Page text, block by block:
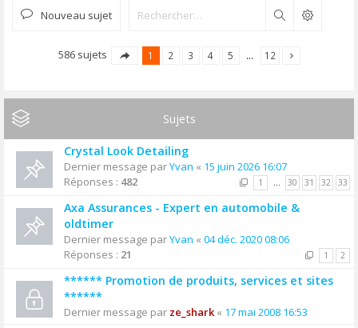
Nouveau sujet Rechercher
586 sujets 1 2 3 4 5 … 12
Sujets
Crystal Look Detailing
Dernier message parYvan « 15 juin 2026 16:07
Réponses : 482 1 … 30 31 32 33
Axa Assurances - Expert en automobile &
oldtimer
Dernier message parYvan « 04 déc. 2020 08:06
Réponses : 21 1 2
****** Promotion de produits, services et sites
******
Dernier message par ze_shark« 17 mai 2008 16:53